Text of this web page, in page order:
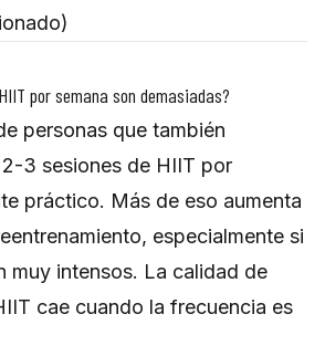
por semana son demasiadas?
personas que también
3 sesiones de HIIT por
práctico. Más de eso aumenta
especialmente si
muy intensos. La calidad de
cae cuando la frecuencia es